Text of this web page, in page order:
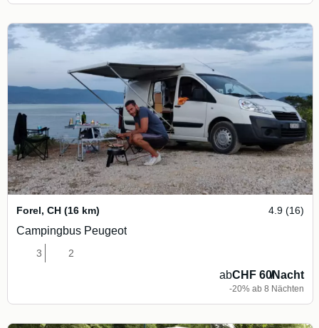
Forel, CH (16 km) 4.9 (16)
Campingbus Peugeot
3 2
abCHF 60/Nacht
-20% ab 8 Nächten